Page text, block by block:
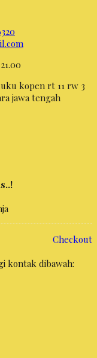
kopen rt 11 rw 3
jawa tengah
Checkout
kontak dibawah: